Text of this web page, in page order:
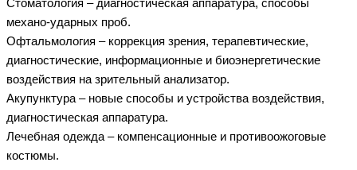
Стоматология – диагностическая аппаратура, способы
механо-ударных проб.
Офтальмология – коррекция зрения, терапевтические,
диагностические, информационные и биоэнергетические
воздействия на зрительный анализатор.
Акупунктура – новые способы и устройства воздействия,
диагностическая аппаратура.
Лечебная одежда – компенсационные и противоожоговые
костюмы.